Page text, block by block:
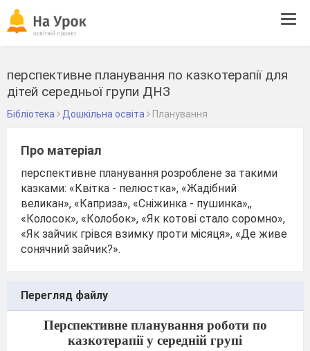
перспективне планування по казкотерапії для
дітей середньої групи ДНЗ
Бібліотека Дошкільна освіта Планування
Про матеріал
перспективне планування розроблене за такими
казками: «Квітка - пелюстка», «Жадібний
великан», «Каприза», «Сніжинка - пушинка»,,
«Колосок», «Колобок», «Як котові стало соромно»,
«Як зайчик грівся взимку проти місяця», «Де живе
сонячний зайчик?».
Перегляд файлу
Перспективне планування роботи по
казкотерапії у середній групі